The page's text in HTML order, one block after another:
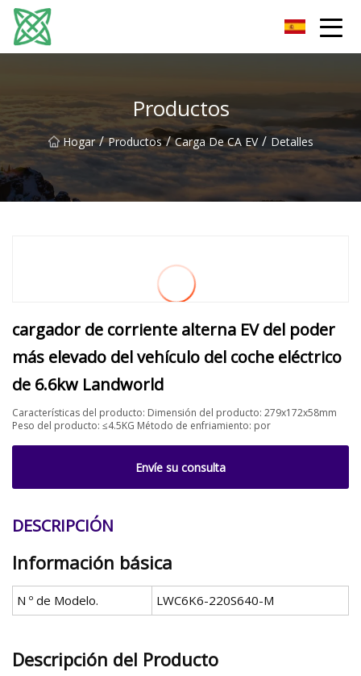
Productos
Hogar / Productos / Carga De CA EV / Detalles
cargador de corriente alterna EV del poder
más elevado del vehículo del coche eléctrico
de 6.6kw Landworld
Características del producto: Dimensión del producto: 279x172x58mm
Peso del producto: ≤4.5KG Método de enfriamiento: por
Envíe su consulta
DESCRIPCIÓN
Información básica
N º de Modelo. LWC6K6-220S640-M
Descripción del Producto